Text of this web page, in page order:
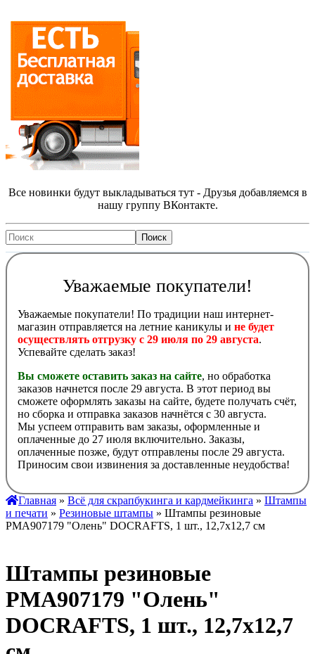
Все новинки будут выкладываться тут - Друзья добавляемся в
нашу группу ВКонтакте.
Уважаемые покупатели!
Уважаемые покупатели! По традиции наш интернет-
магазин отправляется на летние каникулы и не будет
осуществлять отгрузку с 29 июля по 29 августа.
Успевайте сделать заказ!
Вы сможете оставить заказ на сайте, но обработка
заказов начнется после 29 августа. В этот период вы
сможете оформлять заказы на сайте, будете получать счёт,
но сборка и отправка заказов начнётся с 30 августа.
Мы успеем отправить вам заказы, оформленные и
оплаченные до 27 июля включительно. Заказы,
оплаченные позже, будут отправлены после 29 августа.
Приносим свои извинения за доставленные неудобства!
Главная » Всё для скрапбукинга и кардмейкинга » Штампы
и печати » Резиновые штампы » Штампы резиновые
PMA907179 "Олень" DOCRAFTS, 1 шт., 12,7х12,7 см
Штампы резиновые
PMA907179 "Олень"
DOCRAFTS, 1 шт., 12,7х12,7